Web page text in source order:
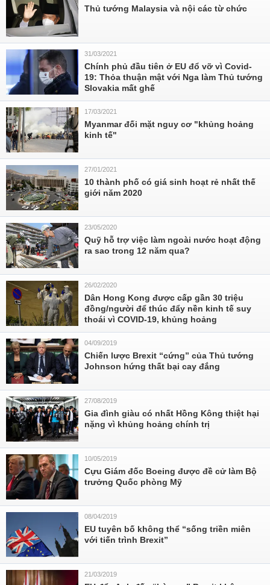
Thủ tướng Malaysia và nội các từ chức
31/03/2021
Chính phủ đầu tiên ở EU đổ vỡ vì Covid-
19: Thỏa thuận mật với Nga làm Thủ tướng
Slovakia mất ghế
17/03/2021
Myanmar đối mặt nguy cơ "khủng hoảng
kinh tế"
27/01/2021
10 thành phố có giá sinh hoạt rẻ nhất thế
giới năm 2020
23/05/2020
Quỹ hỗ trợ việc làm ngoài nước hoạt động
ra sao trong 12 năm qua?
26/02/2020
Dân Hong Kong được cấp gần 30 triệu
đồng/người để thúc đẩy nền kinh tế suy
thoái vì COVID-19, khủng hoảng
04/09/2019
Chiến lược Brexit “cứng” của Thủ tướng
Johnson hứng thất bại cay đắng
27/08/2019
Gia đình giàu có nhất Hồng Kông thiệt hại
nặng vì khủng hoảng chính trị
10/05/2019
Cựu Giám đốc Boeing được đề cử làm Bộ
trưởng Quốc phòng Mỹ
08/04/2019
EU tuyên bố không thể “sống triền miên
với tiến trình Brexit”
21/03/2019